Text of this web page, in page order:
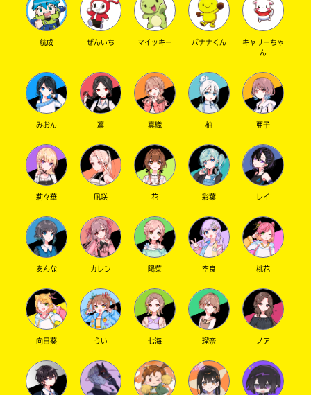
航成 ぜんいち マイッキー バナナくん
キャリーちゃ
ん
みおん 凛 真織 柚 亜子
莉々華 凪咲 花 彩葉 レイ
あんな カレン 陽菜 空良 桃花
向日葵 うい 七海 瑠奈 ノア